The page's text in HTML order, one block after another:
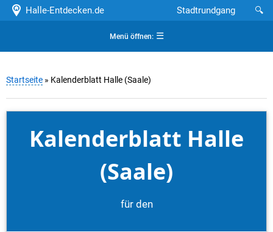
Halle-Entdecken.de 🔍
Stadtrundgang
Menü öffnen:☰
Startseite » Kalenderblatt Halle (Saale)
Kalenderblatt Halle
(Saale)
für den